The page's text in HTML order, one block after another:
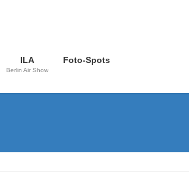
ILA
Berlin Air Show
Foto-Spots